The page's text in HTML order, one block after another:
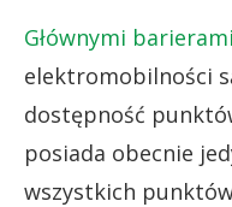
Głównymi barierami
elektromobilności
dostępność
posiada obecnie
wszystkich